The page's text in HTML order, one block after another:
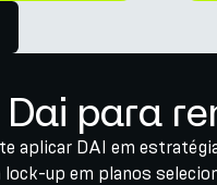
para
aplicar DAI em
up em planos